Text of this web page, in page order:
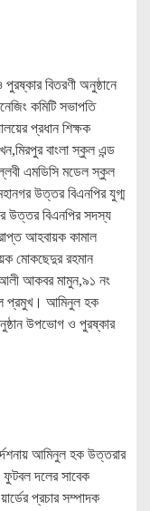
পুরষ্কার বিতরণী অনুষ্ঠানে
কমিটি সভাপতি
প্রধান শিক্ষক
বাংলা স্কুল এন্ড
এমডিসি মডেল স্কুল
উত্তর বিএনপির যুগ্ম
উত্তর বিএনপির সদস্য
আহবায়ক কামাল
মোকছেদুর রহমান
আলী আকবর মামুন,৯১ নং
প্রমুখ। আমিনুল হক
উপভোগ ও পুরষ্কার
আমিনুল হক উত্তরার
ফুটবল দলের সাবেক
প্রচার সম্পাদক